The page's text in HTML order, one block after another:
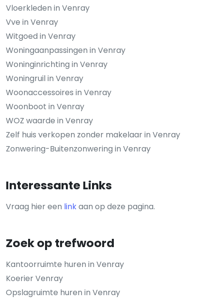
Vloerkleden in Venray
Vve in Venray
Witgoed in Venray
Woningaanpassingen in Venray
Woninginrichting in Venray
Woningruil in Venray
Woonaccessoires in Venray
Woonboot in Venray
WOZ waarde in Venray
Zelf huis verkopen zonder makelaar in Venray
Zonwering-Buitenzonwering in Venray
Interessante Links
Vraag hier een linkaan op deze pagina.
Zoek op trefwoord
Kantoorruimte huren in Venray
Koerier Venray
Opslagruimte huren in Venray